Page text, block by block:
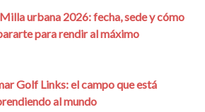
urbana 2026: fecha, sede y cómo
para rendir al máximo
Golf Links: el campo que está
al mundo